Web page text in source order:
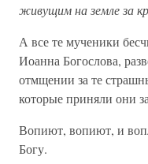
живущим на земле за
А все те мученики
Иоанна Богослова,
отмщении за те
которые приняли они
Вопиют, вопиют, и
Богу.